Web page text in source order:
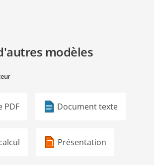
modèles
PDF Document texte
Présentation